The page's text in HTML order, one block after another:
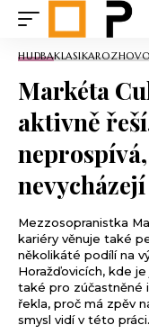
HUDBAKLASIKA
Markéta
aktivně
Mezzosopranistka
kariéry věnuje také
několikáté podílí na
Horažďovicích, kde
také pro zúčastněné
řekla, proč má zpěv
smysl vidí v této práci.